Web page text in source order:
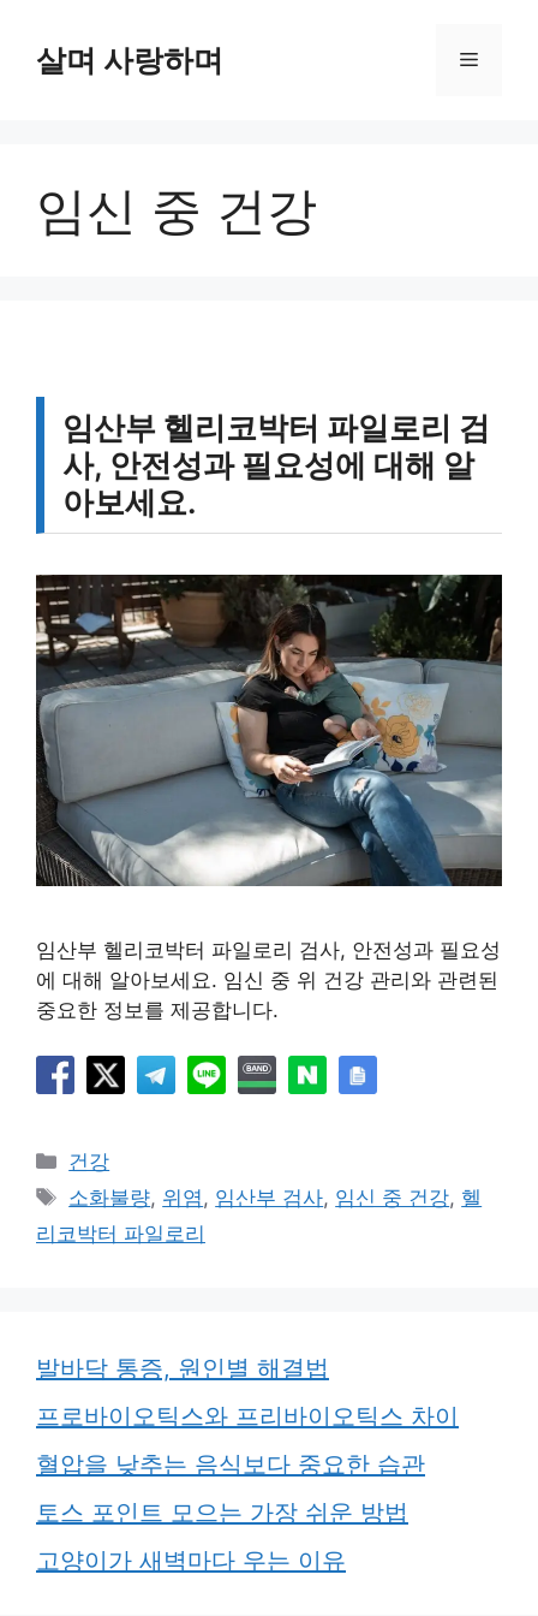
살며 사랑하며 메
임신 중 건강
임산부 헬리코박터 파일로리 검
사, 안전성과 필요성에 대해 알
아보세요.
임산부 헬리코박터 파일로리 검사, 안전성과 필요성
에 대해 알아보세요. 임신 중 위 건강 관리와 관련된
중요한 정보를 제공합니다.
카
테
리
건강
태
그
소화불량, 위염, 임산부 검사, 임신 중 건강, 헬
리코박터 파일로리
발바닥 통증, 원인별 해결법
프로바이오틱스와 프리바이오틱스 차이
혈압을 낮추는 음식보다 중요한 습관
토스 포인트 모으는 가장 쉬운 방법
고양이가 새벽마다 우는 이유